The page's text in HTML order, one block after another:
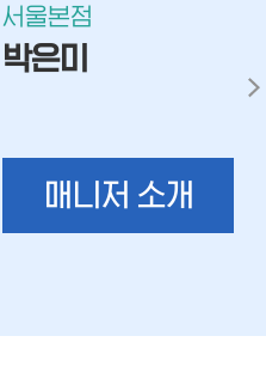
서울본점
박은미
매니저 소개